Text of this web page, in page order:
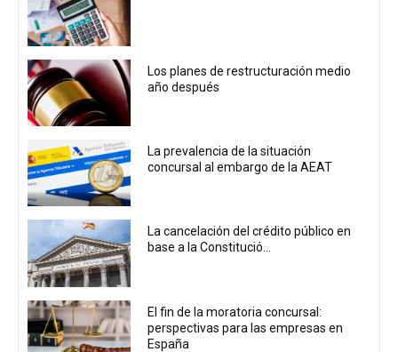
Los planes de restructuración medio
año después
La prevalencia de la situación
concursal al embargo de la AEAT
La cancelación del crédito público en
base a la Constitució...
El fin de la moratoria concursal:
perspectivas para las empresas en
España